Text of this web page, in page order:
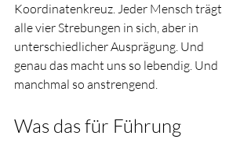
Koordinatenkreuz. Jeder Mensch trägt
alle vier Strebungen in sich, aber in
unterschiedlicher Ausprägung. Und
genau das macht uns so lebendig. Und
manchmal so anstrengend.
Was das für Führung